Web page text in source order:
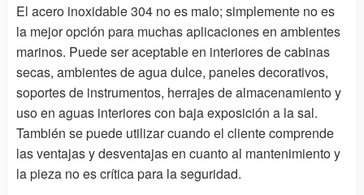
El acero inoxidable 304 no es malo; simplemente no es
la mejor opción para muchas aplicaciones en ambientes
marinos. Puede ser aceptable en interiores de cabinas
secas, ambientes de agua dulce, paneles decorativos,
soportes de instrumentos, herrajes de almacenamiento y
uso en aguas interiores con baja exposición a la sal.
También se puede utilizar cuando el cliente comprende
las ventajas y desventajas en cuanto al mantenimiento y
la pieza no es crítica para la seguridad.